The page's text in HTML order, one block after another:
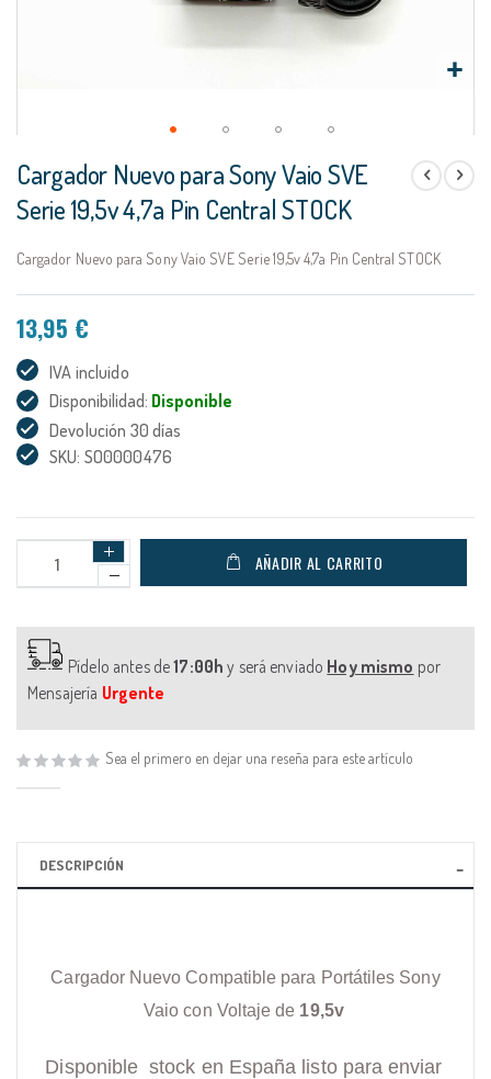
al
comienzo
de
galería
Cargador Nuevo para Sony Vaio SVE
Serie 19,5v 4,7a Pin Central STOCK
Cargador Nuevo para Sony Vaio SVE Serie 19,5v 4,7a Pin Central STOCK
13,95 €
IVA incluido
Disponibilidad: Disponible
Devolución 30 días
SKU: SO0000476
AÑADIR AL CARRITO
Pídelo antes de17:00h y será enviado Hoy mismo por
Mensajería Urgente
Sea el primero en dejar una reseña para este artículo
DESCRIPCIÓN
Cargador Nuevo Compatible para Portátiles Sony
Vaio con Voltaje de 19,5v
Disponible stock en España listo para enviar